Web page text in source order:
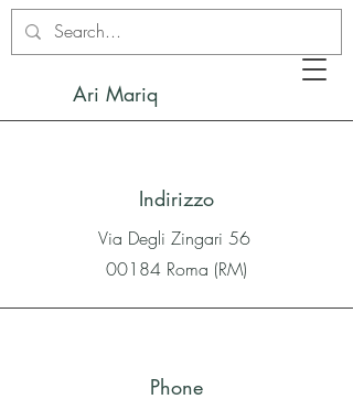
Ari Mariq
Indirizzo
Via Degli Zingari 56
00184 Roma (RM)
Phone